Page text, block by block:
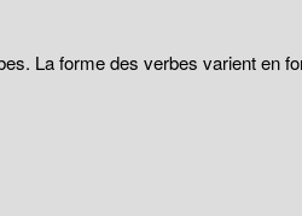
La forme des verbes varient en